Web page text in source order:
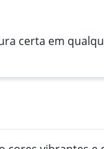
certa em